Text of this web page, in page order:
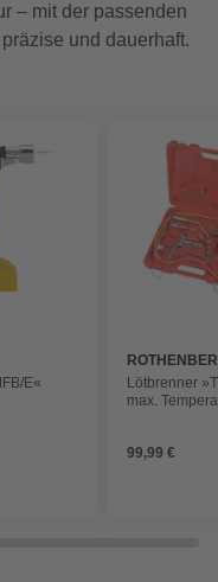
– mit der passenden
und dauerhaft.
E«
INDUSTRIAL
Lötbrenner
max.
99,99 €